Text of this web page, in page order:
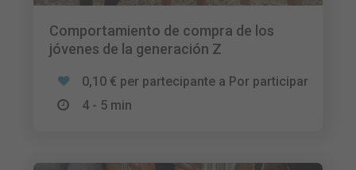
Comportamiento de compra de los
jóvenes de la generación Z
0,10 € per partecipante a Por participar
4 - 5 min